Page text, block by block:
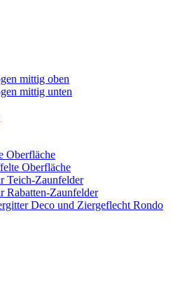
mittig oben
mittig unten
Oberfläche
Oberfläche
Teich-Zaunfelder
Rabatten-Zaunfelder
Deco und Ziergeflecht Rondo